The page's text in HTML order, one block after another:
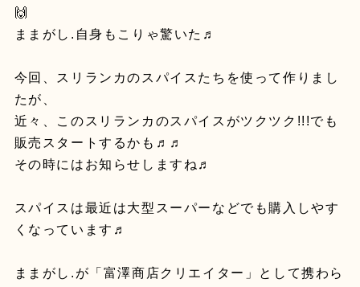
🙌
ままがし.自身もこりゃ驚いた♬
今回、スリランカのスパイスたちを使って作りまし
たが、
近々、このスリランカのスパイスがツクツク!!!でも
販売スタートするかも♬♬
その時にはお知らせしますね♬
スパイスは最近は大型スーパーなどでも購入しやす
くなっています♬
ままがし.が「富澤商店クリエイター」として携わら